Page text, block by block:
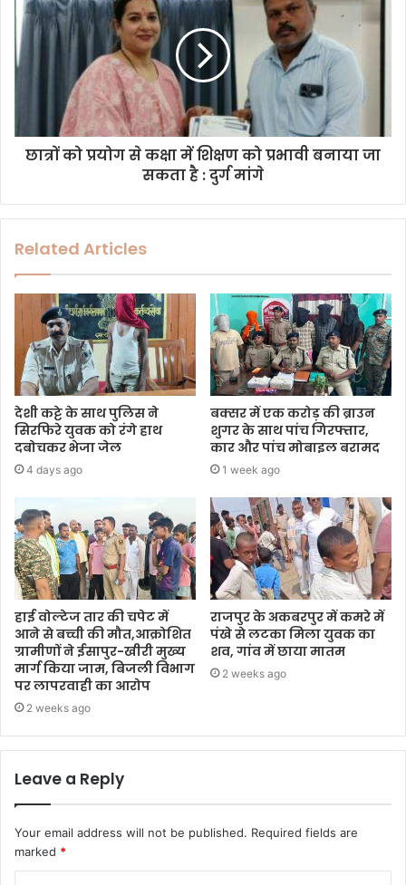
छात्रों को प्रयोग से कक्षा में शिक्षण को प्रभावी बनाया जा
सकता है : दुर्ग मांगे
Related Articles
देशी कट्टे के साथ पुलिस ने
सिरफिरे युवक को रंगे हाथ
दबोचकर भेजा जेल
4 days ago
बक्सर में एक करोड़ की ब्राउन
शुगर के साथ पांच गिरफ्तार,
कार और पांच मोबाइल बरामद
1 week ago
हाई वोल्टेज तार की चपेट में
आने से बच्ची की मौत,आक्रोशित
ग्रामीणों ने ईसापुर-खीरी मुख्य
मार्ग किया जाम, बिजली विभाग
पर लापरवाही का आरोप
2 weeks ago
राजपुर के अकबरपुर में कमरे में
पंखे से लटका मिला युवक का
शव, गांव में छाया मातम
2 weeks ago
Leave a Reply
Your email address will not be published. Required fields are
marked *